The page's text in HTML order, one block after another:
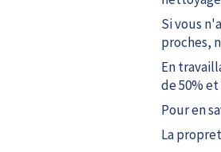
Si vous
proches,
En
de 50%
Pour en
La